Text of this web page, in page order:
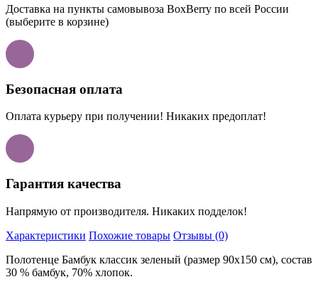
Доставка на пункты самовывоза BoxBerry по всей России
(выберите в корзине)
Безопасная оплата
Оплата курьеру при получении! Никаких предоплат!
Гарантия качества
Напрямую от производителя. Никаких подделок!
Характеристики Похожие товары Отзывы (0)
Полотенце Бамбук классик зеленый (размер 90х150 см), состав
30 % бамбук, 70% хлопок.